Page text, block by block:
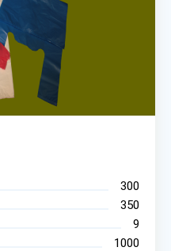
300
350
9
1000